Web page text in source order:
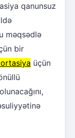
qanunsuz
məqsədlə
bir
üçün